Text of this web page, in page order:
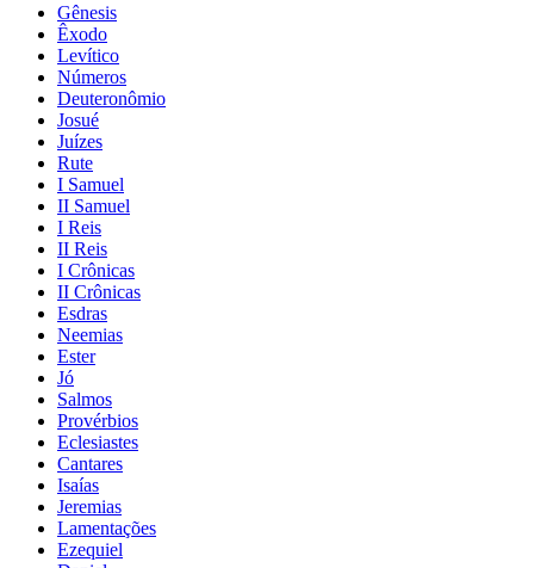
Gênesis
Êxodo
Levítico
Números
Deuteronômio
Josué
Juízes
Rute
I Samuel
II Samuel
I Reis
II Reis
I Crônicas
II Crônicas
Esdras
Neemias
Ester
Jó
Salmos
Provérbios
Eclesiastes
Cantares
Isaías
Jeremias
Lamentações
Ezequiel